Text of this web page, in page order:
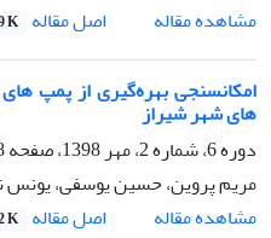
مشاهده مقاله
اصل مقاله K
امکانسنجی بهره‌گیری از پمپ
های شهر شیراز
دوره 6، شماره 2، مهر 1398، صفحه
مریم پروین، حسین یوسفی، یونس
مشاهده مقاله
اصل مقاله K